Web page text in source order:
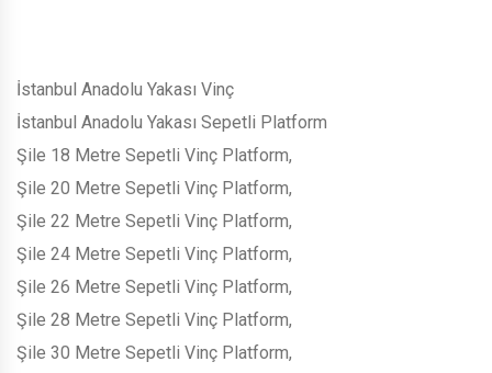
İstanbul Anadolu Yakası Vinç
İstanbul Anadolu Yakası Sepetli Platform
Şile 18 Metre Sepetli Vinç Platform,
Şile 20 Metre Sepetli Vinç Platform,
Şile 22 Metre Sepetli Vinç Platform,
Şile 24 Metre Sepetli Vinç Platform,
Şile 26 Metre Sepetli Vinç Platform,
Şile 28 Metre Sepetli Vinç Platform,
Şile 30 Metre Sepetli Vinç Platform,